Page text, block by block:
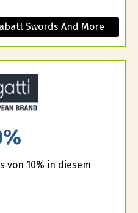
Swords And More
von 10% in diesem